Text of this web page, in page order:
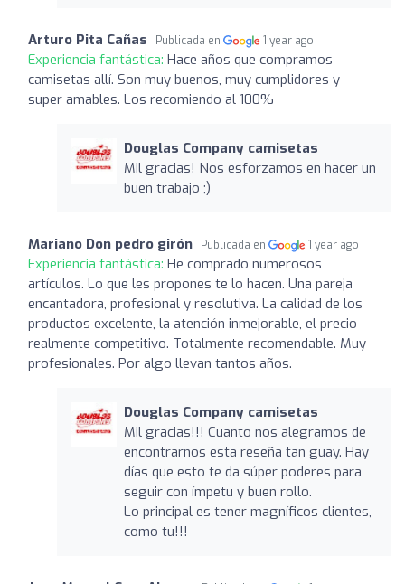
Arturo Pita Cañas Publicada en 1 year ago
Experiencia fantástica: Hace años que compramos
camisetas allí. Son muy buenos, muy cumplidores y
super amables. Los recomiendo al 100%
Douglas Company camisetas
Mil gracias! Nos esforzamos en hacer un
buen trabajo ;)
Mariano Don pedro girón Publicada en 1 year ago
Experiencia fantástica: He comprado numerosos
artículos. Lo que les propones te lo hacen. Una pareja
encantadora, profesional y resolutiva. La calidad de los
productos excelente, la atención inmejorable, el precio
realmente competitivo. Totalmente recomendable. Muy
profesionales. Por algo llevan tantos años.
Douglas Company camisetas
Mil gracias!!! Cuanto nos alegramos de
encontrarnos esta reseña tan guay. Hay
días que esto te da súper poderes para
seguir con ímpetu y buen rollo.
Lo principal es tener magníficos clientes,
como tu!!!